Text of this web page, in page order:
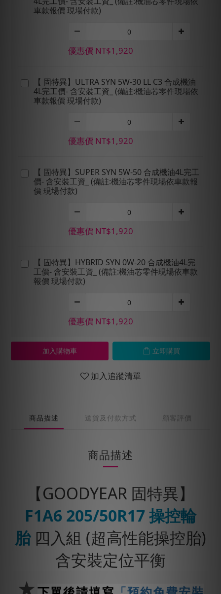
車款報價 現場付款)
優惠價 NT$1,920
【 固特異】ULTRA SYN 5W-30 LL C3 合成機油
4L完工價- 含安裝工資_ (備註:機油芯零件現場依
車款報價 現場付款)
優惠價 NT$1,920
【 固特異】SUPER SYN 5W-50 合成機油4L完工
價- 含安裝工資_ (備註:機油芯零件現場依車款報
價 現場付款)
優惠價 NT$1,920
【 固特異】HYBRID SYN 0W-20 合成機油4L完
工價- 含安裝工資_ (備註:機油芯零件現場依車款
報價 現場付款)
優惠價 NT$1,920
加入購物車 立即購買
加入追蹤清單
商品描述 送貨及付款方式 顧客評價
商品描述
【GOODYEAR 固特異】
F1A6 205/50R17操控輪
胎 四入組 (超高性能操控胎)
含安裝定位平衡